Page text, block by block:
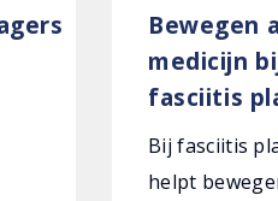
Bewegen
medicijn
fasciitis
Bij fasciitis
helpt